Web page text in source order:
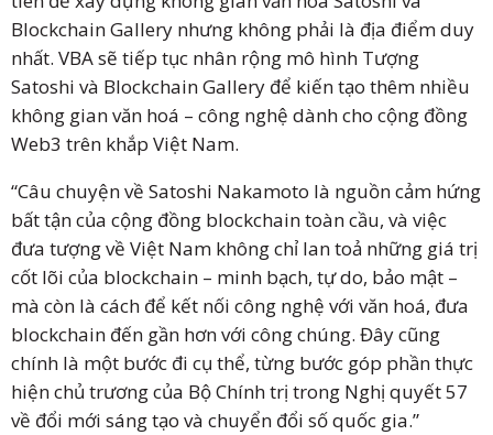
Blockchain Gallery nhưng không phải là địa điểm duy
nhất. VBA sẽ tiếp tục nhân rộng mô hình Tượng
Satoshi và Blockchain Gallery để kiến tạo thêm nhiều
không gian văn hoá – công nghệ dành cho cộng đồng
Web3 trên khắp Việt Nam.
“Câu chuyện về Satoshi Nakamoto là nguồn cảm hứng
bất tận của cộng đồng blockchain toàn cầu, và việc
đưa tượng về Việt Nam không chỉ lan toả những giá trị
cốt lõi của blockchain – minh bạch, tự do, bảo mật –
mà còn là cách để kết nối công nghệ với văn hoá, đưa
blockchain đến gần hơn với công chúng. Đây cũng
chính là một bước đi cụ thể, từng bước góp phần thực
hiện chủ trương của Bộ Chính trị trong Nghị quyết 57
về đổi mới sáng tạo và chuyển đổi số quốc gia.”